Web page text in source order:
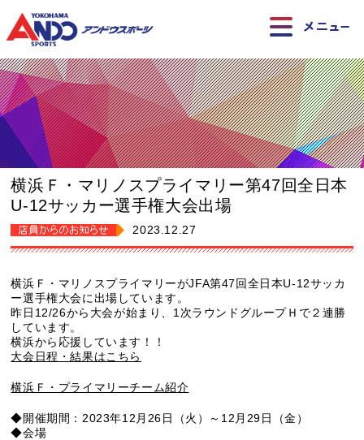
横浜Ｆ・マリノスプライマリー第47回全日本
U-12サッカー選手権大会出場
2023.12.27
横浜Ｆ・マリノスプライマリーがJFA第47回全日本U-12サッカ
ー選手権大会に出場しています。
昨日12/26から大会が始まり、1次ラウンドグループＨで２連勝
しています。
横浜から応援しています！！
大会日程・結果はこちら
横浜Ｆ・プライマリーチーム紹介
◆開催期間：2023年12月26日（火）～12月29日（金）
◆会場